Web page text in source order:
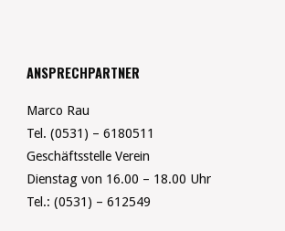
ANSPRECHPARTNER
Marco Rau
Tel. (0531) – 6180511
Geschäftsstelle Verein
Dienstag von 16.00 – 18.00 Uhr
Tel.: (0531) – 612549